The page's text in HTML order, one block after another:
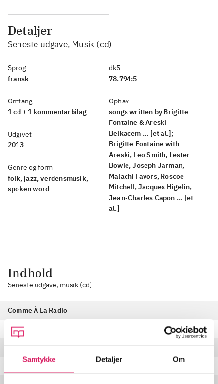
Samtykke Detaljer Om
Detaljer
Seneste udgave, Musik (cd)
Sprog
fransk
Omfang
1 cd + 1 kommentarbilag
Udgivet
2013
Genre og form
folk, jazz, verdensmusik,
spoken word
dk5
78.794:5
Ophav
songs written by Brigitte
Fontaine & Areski
Belkacem ... [et al.];
Brigitte Fontaine with
Areski, Leo Smith, Lester
Bowie, Joseph Jarman,
Malachi Favors, Roscoe
Mitchell, Jacques Higelin,
Jean-Charles Capon ... [et
al.]
Indhold
Seneste udgave, musik (cd)
Comme À La Radio
Tanka II
J'ai 26 Ans